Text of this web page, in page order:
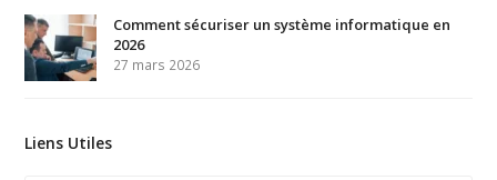
Comment sécuriser un système informatique en
2026
27 mars 2026
Liens Utiles